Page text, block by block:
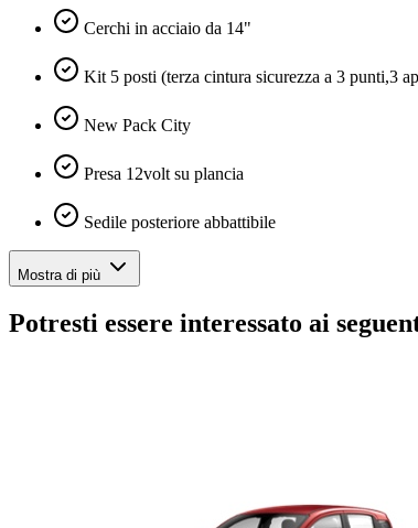
Cerchi in acciaio da 14"
Kit 5 posti (terza cintura sicurezza a 3 punti,3
New Pack City
Presa 12volt su plancia
Sedile posteriore abbattibile
Mostra di più
Potresti essere interessato ai